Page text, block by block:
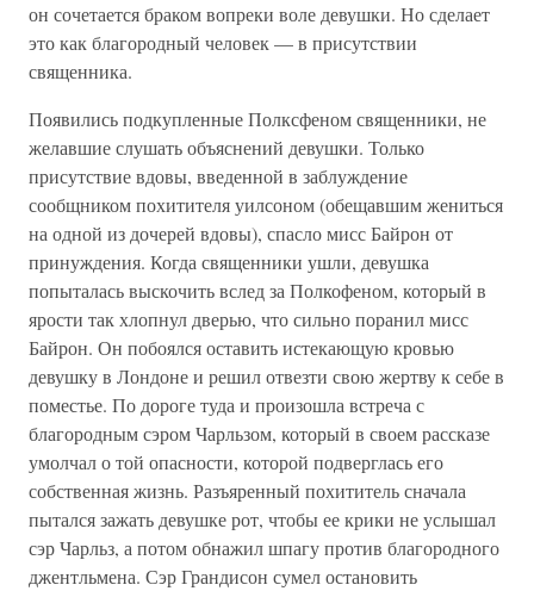
он сочетается браком вопреки воле девушки. Но сделает
это как благородный человек — в присутствии
священника.
Появились подкупленные Полксфеном священники, не
желавшие слушать объяснений девушки. Только
присутствие вдовы, введенной в заблуждение
сообщником похитителя уилсоном (обещавшим жениться
на одной из дочерей вдовы), спасло мисс Байрон от
принуждения. Когда священники ушли, девушка
попыталась выскочить вслед за Полкофеном, который в
ярости так хлопнул дверью, что сильно поранил мисс
Байрон. Он побоялся оставить истекающую кровью
девушку в Лондоне и решил отвезти свою жертву к себе в
поместье. По дороге туда и произошла встреча с
благородным сэром Чарльзом, который в своем рассказе
умолчал о той опасности, которой подверглась его
собственная жизнь. Разъяренный похититель сначала
пытался зажать девушке рот, чтобы ее крики не услышал
сэр Чарльз, а потом обнажил шпагу против благородного
джентльмена. Сэр Грандисон сумел остановить